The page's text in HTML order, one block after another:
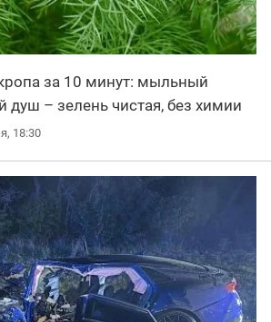
за 10 минут: мыльный
душ – зелень чистая, без химии
18:30